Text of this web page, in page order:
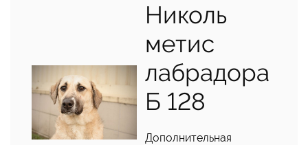
Николь
метис
лабрадора
Б 128
Дополнительная